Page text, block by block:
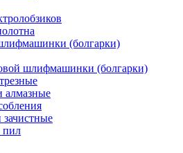
(болгарки)
шлифмашинки (болгарки)
алмазные
зачистные
пил